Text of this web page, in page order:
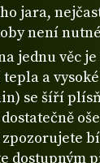
jara,
není
jednu věc
a
se šíří
dostupným